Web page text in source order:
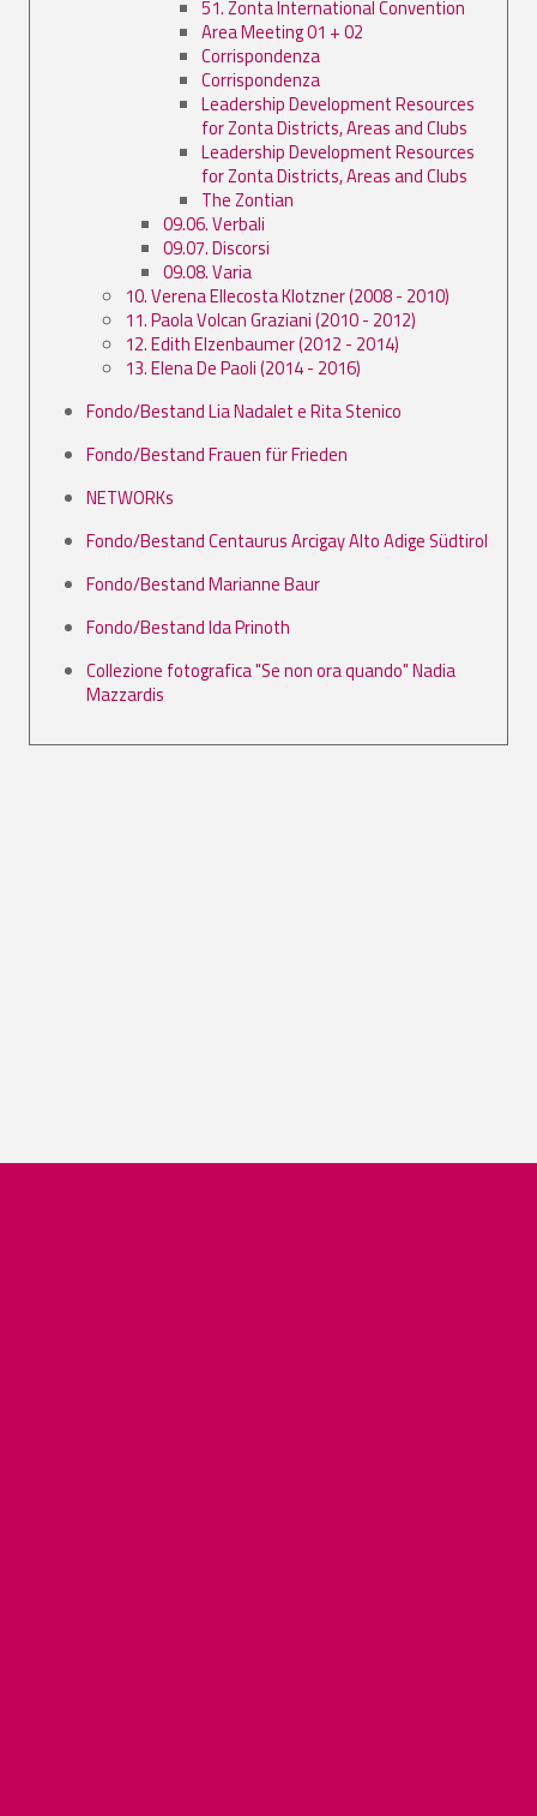
51. Zonta International Convention
Area Meeting 01 + 02
Corrispondenza
Corrispondenza
Leadership Development Resources
for Zonta Districts, Areas and Clubs
Leadership Development Resources
for Zonta Districts, Areas and Clubs
The Zontian
09.06. Verbali
09.07. Discorsi
09.08. Varia
10. Verena Ellecosta Klotzner (2008 - 2010)
11. Paola Volcan Graziani (2010 - 2012)
12. Edith Elzenbaumer (2012 - 2014)
13. Elena De Paoli (2014 - 2016)
Fondo/Bestand Lia Nadalet e Rita Stenico
Fondo/Bestand Frauen für Frieden
NETWORKs
Fondo/Bestand Centaurus Arcigay Alto Adige Südtirol
Fondo/Bestand Marianne Baur
Fondo/Bestand Ida Prinoth
Collezione fotografica "Se non ora quando" Nadia
Mazzardis